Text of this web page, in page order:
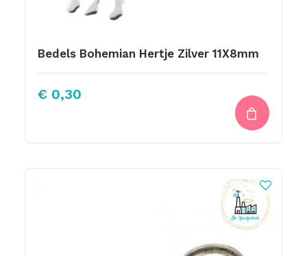
Bedels Bohemian Hertje Zilver 11X8mm
€ 0,30